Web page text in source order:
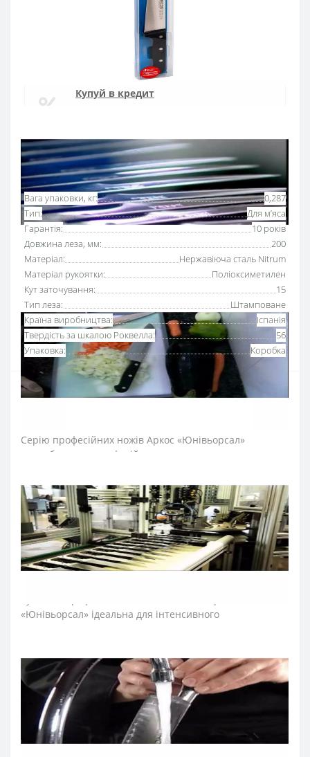
Основні характеристики Всі характеристики
Вага упаковки, кг:
0,287
Тип:
Для м’яса
Гарантія:
10 років
Довжина леза, мм:
200
Матеріал:
Нержавіюча сталь Nitrum
Матеріал рукоятки:
Поліоксиметилен
Кут заточування:
15
Тип леза:
Штамповане
Країна виробництва:
Іспанія
Твердість за шкалою Роквелла:
56
Упаковка:
Коробка
Гарантія якості
10 років гарантія на ножі
Купуй в кредит
Ніж для обробки м’яса 200 мм серії «Юнівьорсал»
Серію професійних ножів Аркос «Юнівьорсал»
розробили для професійного та домашнього
Лезо ножа для м’яса виготовили з ексклюзивної
нержавіючої сталі NITRUM, що має надвисоку ріжучу
здатність, підвищену твердість та корозостійкість. У
результаті лезо ножа для обробки м’яса довго не
затуплюється, не ржавіє, тому виріб має довгий термін
служби, забезпечуючи економічну ефективність
інвентарю.
«Юнівьорсал» ідеальна для інтенсивного
рукоятки не перевантажує кисть руки впродовж
тривалої роботи. Рукоятку виготовили з
поліоксиметиленових накладок, які не створюють
щілин та запобігають проникненню мікроскопічних
елементів їжі. Закріплюють конструкцію рукоятки
професійного ножа міцні металеві заклепки, що
сприяють довготривалій роботі з професійним ножем.